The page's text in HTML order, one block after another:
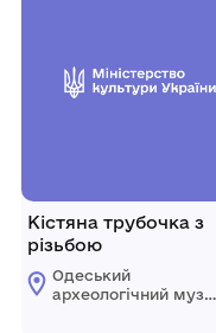
Кістяна трубочка з
різьбою
Одеський
археологічний музей